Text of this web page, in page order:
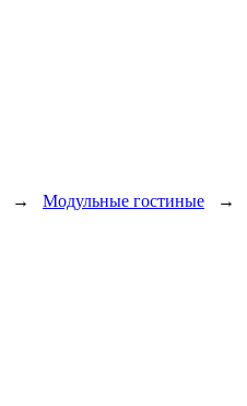
→ Модульные гостиные →